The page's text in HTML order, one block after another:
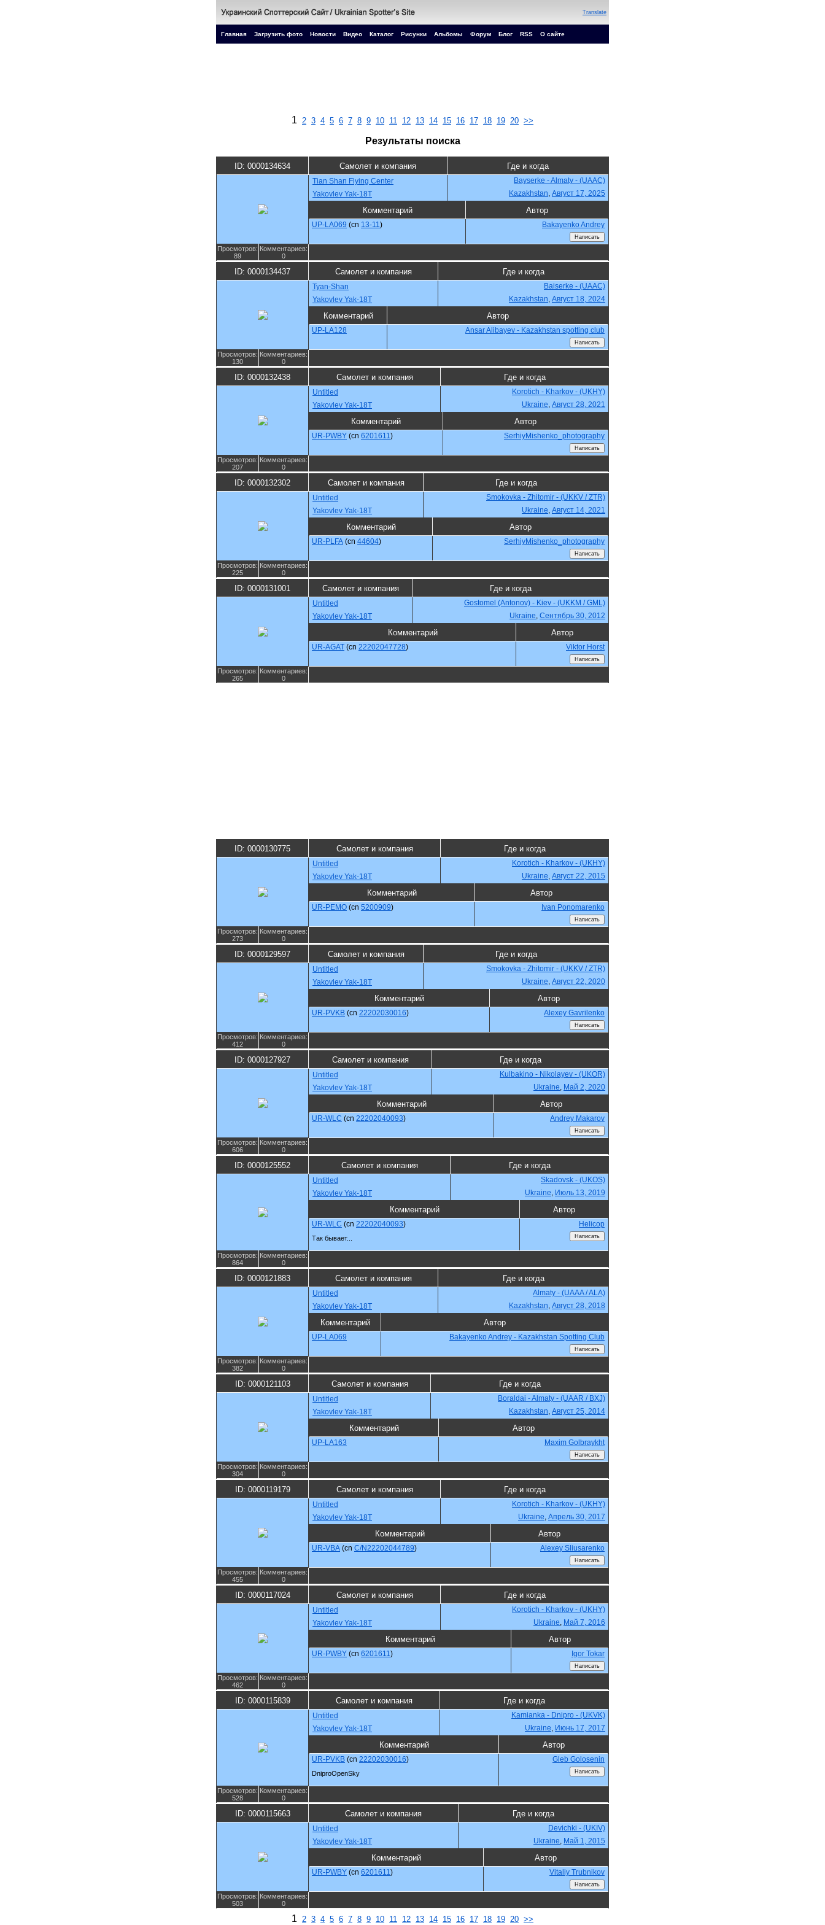
Translate
Главная Загрузить фото Новости Видео Каталог Рисунки Альбомы Форум Блог RSS О сайте
1 2 3 4 5 6 7 8 9 10 11 12 13 14 15 16 17 18 19 20 >>
Результаты поиска
ID: 0000134634 Самолет и компания Где и когда
Tian Shan Flying Center
Bayserke - Almaty - (UAAC)
Yakovlev Yak-18T
Kazakhstan, Август 17, 2025
Комментарий Автор
UP-LA069 (cn 13-11) Bakayenko Andrey
Просмотров:
89
Комментариев:
0
ID: 0000134437 Самолет и компания Где и когда
Tyan-Shan
Baiserke - (UAAC)
Yakovlev Yak-18T
Kazakhstan, Август 18, 2024
Комментарий Автор
UP-LA128 Ansar Alibayev - Kazakhstan spotting club
Просмотров:
130
Комментариев:
0
ID: 0000132438 Самолет и компания Где и когда
Untitled
Korotich - Kharkov - (UKHY)
Yakovlev Yak-18T
Ukraine, Август 28, 2021
Комментарий Автор
UR-PWBY (cn 6201611) SerhiyMishenko_photography
Просмотров:
207
Комментариев:
0
ID: 0000132302 Самолет и компания Где и когда
Untitled
Smokovka - Zhitomir - (UKKV / ZTR)
Yakovlev Yak-18T
Ukraine, Август 14, 2021
Комментарий Автор
UR-PLFA (cn 44604) SerhiyMishenko_photography
Просмотров:
225
Комментариев:
0
ID: 0000131001 Самолет и компания Где и когда
Untitled
Gostomel (Antonov) - Kiev - (UKKM / GML)
Yakovlev Yak-18T
Ukraine, Сентябрь 30, 2012
Комментарий Автор
UR-AGAT (cn 22202047728) Viktor Horst
Просмотров:
265
Комментариев:
0
ID: 0000130775 Самолет и компания Где и когда
Untitled
Korotich - Kharkov - (UKHY)
Yakovlev Yak-18T
Ukraine, Август 22, 2015
Комментарий Автор
UR-PEMO (cn 5200909) Ivan Ponomarenko
Просмотров:
273
Комментариев:
0
ID: 0000129597 Самолет и компания Где и когда
Untitled
Smokovka - Zhitomir - (UKKV / ZTR)
Yakovlev Yak-18T
Ukraine, Август 22, 2020
Комментарий Автор
UR-PVKB (cn 22202030016) Alexey Gavrilenko
Просмотров:
412
Комментариев:
0
ID: 0000127927 Самолет и компания Где и когда
Untitled
Kulbakino - Nikolayev - (UKOR)
Yakovlev Yak-18T
Ukraine, Май 2, 2020
Комментарий Автор
UR-WLC (cn 22202040093) Andrey Makarov
Просмотров:
606
Комментариев:
0
ID: 0000125552 Самолет и компания Где и когда
Untitled
Skadovsk - (UKOS)
Yakovlev Yak-18T
Ukraine, Июль 13, 2019
Комментарий Автор
UR-WLC (cn 22202040093)
Так бывает...
Helicop
Просмотров:
864
Комментариев:
0
ID: 0000121883 Самолет и компания Где и когда
Untitled
Almaty - (UAAA / ALA)
Yakovlev Yak-18T
Kazakhstan, Август 28, 2018
Комментарий Автор
UP-LA069 Bakayenko Andrey - Kazakhstan Spotting Club
Просмотров:
382
Комментариев:
0
ID: 0000121103 Самолет и компания Где и когда
Untitled
Boraldai - Almaty - (UAAR / BXJ)
Yakovlev Yak-18T
Kazakhstan, Август 25, 2014
Комментарий Автор
UP-LA163 Maxim Golbraykht
Просмотров:
304
Комментариев:
0
ID: 0000119179 Самолет и компания Где и когда
Untitled
Korotich - Kharkov - (UKHY)
Yakovlev Yak-18T
Ukraine, Апрель 30, 2017
Комментарий Автор
UR-VBA (cn C/N22202044789) Alexey Sliusarenko
Просмотров:
455
Комментариев:
0
ID: 0000117024 Самолет и компания Где и когда
Untitled
Korotich - Kharkov - (UKHY)
Yakovlev Yak-18T
Ukraine, Май 7, 2016
Комментарий Автор
UR-PWBY (cn 6201611) Igor Tokar
Просмотров:
462
Комментариев:
0
ID: 0000115839 Самолет и компания Где и когда
Untitled
Kamianka - Dnipro - (UKVK)
Yakovlev Yak-18T
Ukraine, Июнь 17, 2017
Комментарий Автор
UR-PVKB (cn 22202030016)
DniproOpenSky
Gleb Golosenin
Просмотров:
528
Комментариев:
0
ID: 0000115663 Самолет и компания Где и когда
Untitled
Devichki - (UKIV)
Yakovlev Yak-18T
Ukraine, Май 1, 2015
Комментарий Автор
UR-PWBY (cn 6201611) Vitaliy Trubnikov
Просмотров:
503
Комментариев:
0
1 2 3 4 5 6 7 8 9 10 11 12 13 14 15 16 17 18 19 20 >>